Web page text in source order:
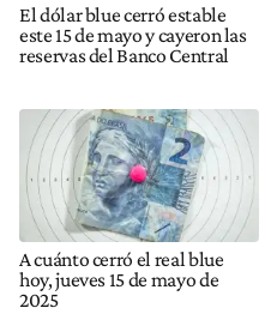
El dólar blue cerró estable
este 15 de mayo y cayeron las
reservas del Banco Central
A cuánto cerró el real blue
hoy, jueves 15 de mayo de
2025